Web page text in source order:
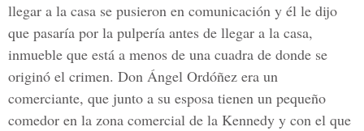
llegar a la casa se pusieron en comunicación y él le dijo
que pasaría por la pulpería antes de llegar a la casa,
inmueble que está a menos de una cuadra de donde se
originó el crimen. Don Ángel Ordóñez era un
comerciante, que junto a su esposa tienen un pequeño
comedor en la zona comercial de la Kennedy y con el que